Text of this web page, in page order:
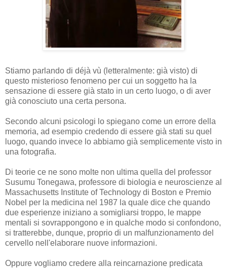
Stiamo parlando di déjà vù (letteralmente: già visto) di
questo misterioso fenomeno per cui un soggetto ha la
sensazione di essere già stato in un certo luogo, o di aver
già conosciuto una certa persona.
Secondo alcuni psicologi lo spiegano come un errore della
memoria, ad esempio credendo di essere già stati su quel
luogo, quando invece lo abbiamo già semplicemente visto in
una fotografia.
Di teorie ce ne sono molte non ultima quella del professor
Susumu Tonegawa, professore di biologia e neuroscienze al
Massachusetts Institute of Technology di Boston e Premio
Nobel per la medicina nel 1987 la quale dice che quando
due esperienze iniziano a somigliarsi troppo, le mappe
mentali si sovrappongono e in qualche modo si confondono,
si tratterebbe, dunque, proprio di un malfunzionamento del
cervello nell'elaborare nuove informazioni.
Oppure vogliamo credere alla reincarnazione predicata